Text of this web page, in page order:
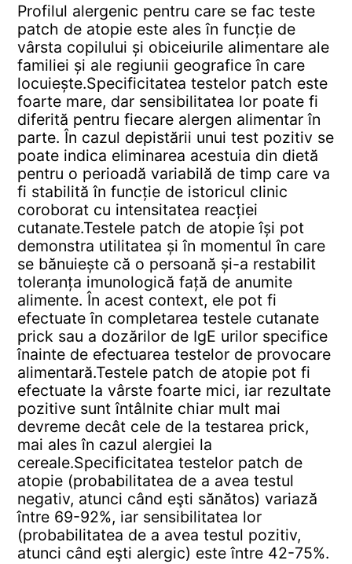
Profilul alergenic pentru care se fac teste
patch de atopie este ales în funcție de
vârsta copilului și obiceiurile alimentare ale
familiei și ale regiunii geografice în care
locuiește.Specificitatea testelor patch este
foarte mare, dar sensibilitatea lor poate fi
diferită pentru fiecare alergen alimentar în
parte. În cazul depistării unui test pozitiv se
poate indica eliminarea acestuia din dietă
pentru o perioadă variabilă de timp care va
fi stabilită în funcție de istoricul clinic
coroborat cu intensitatea reacției
cutanate.Testele patch de atopie își pot
demonstra utilitatea și în momentul în care
se bănuiește că o persoană și-a restabilit
toleranța imunologică față de anumite
alimente. În acest context, ele pot fi
efectuate în completarea testele cutanate
prick sau a dozărilor de IgE urilor specifice
înainte de efectuarea testelor de provocare
alimentară.Testele patch de atopie pot fi
efectuate la vârste foarte mici, iar rezultate
pozitive sunt întâlnite chiar mult mai
devreme decât cele de la testarea prick,
mai ales în cazul alergiei la
cereale.Specificitatea testelor patch de
atopie (probabilitatea de a avea testul
negativ, atunci când eşti sănătos) variază
între 69-92%, iar sensibilitatea lor
(probabilitatea de a avea testul pozitiv,
atunci când eşti alergic) este între 42-75%.